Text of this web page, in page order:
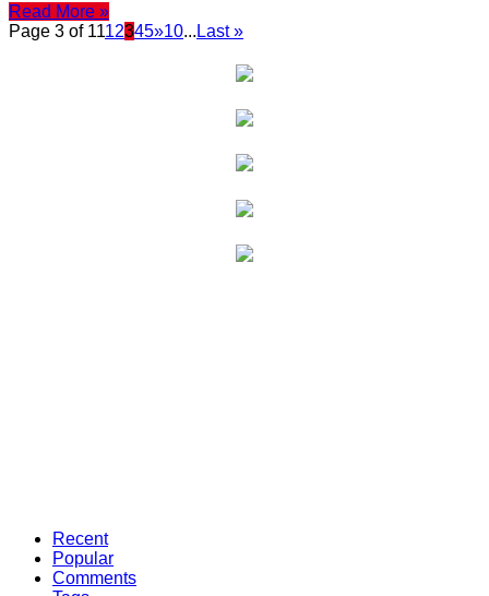
Read More »
Page 3 of 1112345»10... Last »
Recent
Popular
Comments